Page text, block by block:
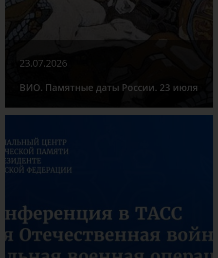
23.07.2026
ВИО. Памятные даты России. 23 июля